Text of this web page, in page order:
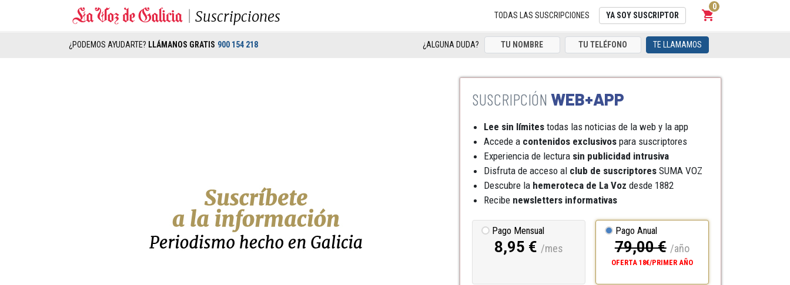
Suscripciones TODAS LAS SUSCRIPCIONES YA SOY SUSCRIPTOR shopping_cart
Carrito
0
¿PODEMOS AYUDARTE? LLÁMANOS GRATIS 900 154 218 ¿ALGUNA DUDA? TE LLAMAMOS
WEB+APP
Lee sin límitestodas las noticias de la web y la app
Accede acontenidos exclusivospara suscriptores
Experiencia de lecturasin publicidad intrusiva
Disfruta de acceso alclub de suscriptoresSUMA VOZ
Descubre lahemerotecade La Voz desde 1882
Recibe newsletters informativas
Pago Mensual
8,95 € /mes
Pago Anual
79,00 € /año
OFERTA 18€/PRIMER AÑO